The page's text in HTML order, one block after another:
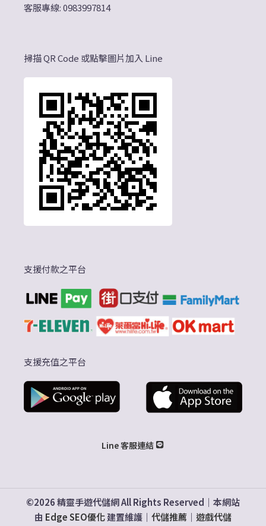
客服專線: 0983997814
掃描 QR Code 或點擊圖片加入 Line
支援付款之平台
支援充值之平台
Line 客服連結
©2026 精靈手遊代儲網 All Rights Reserved｜本網站
由 Edge SEO優化建置維護｜ 代儲推薦｜ 遊戲代儲